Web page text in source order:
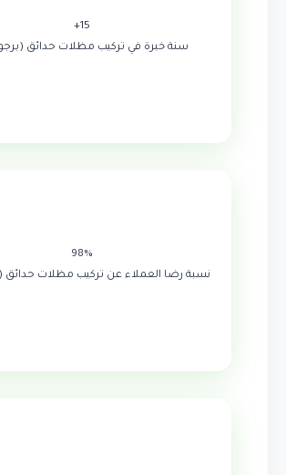
15+
سنة خبرة في تركيب مظلات حدائق
98%
نسبة رضا العملاء عن تركيب مظلات حدائق